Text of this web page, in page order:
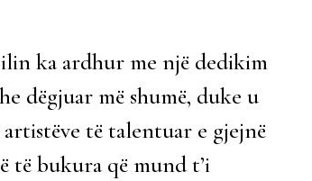
ka ardhur me një dedikim
dëgjuar më shumë, duke u
të talentuar e gjejnë
të bukura që mund t’i